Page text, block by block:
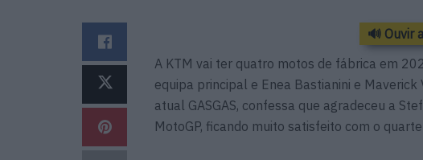
🔊 Ouvir
A KTM vai ter quatro motos de fábrica em
equipa principal e Enea Bastianini e
atual GASGAS, confessa que agradeceu a
MotoGP, ficando muito satisfeito com o